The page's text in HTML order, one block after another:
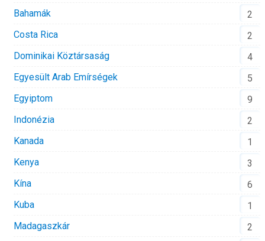
Bahamák
2
Costa Rica
2
Dominikai Köztársaság
4
Egyesült Arab Emírségek
5
Egyiptom
9
Indonézia
2
Kanada
1
Kenya
3
Kína
6
Kuba
1
Madagaszkár
2